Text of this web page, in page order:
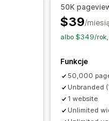
Banery
Weryfikacja wieku
niestandardowa
SMS-ów
Testy A/B
50K
$39/
albo $349/
Funkcje
50,000
Unbranded
1 website
Unlimited